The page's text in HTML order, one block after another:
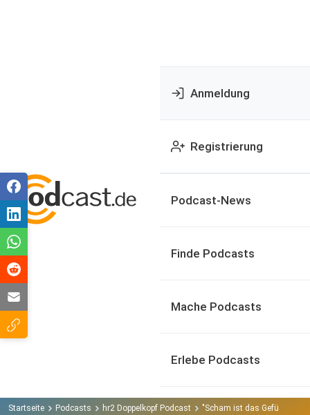
Anmeldung
Registrierung
Podcast-News
Finde Podcasts
Mache Podcasts
Erlebe Podcasts
Startseite Podcasts hr2 Doppelkopf Podcast "Scham ist das Gefühl der